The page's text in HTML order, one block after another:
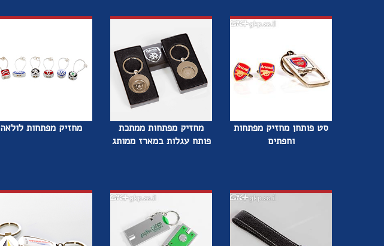
סט פותחן מחזיק מפתחות
וחפתים
מחזיק מפתחות ממתכת
פותח עגלות במארז ממותג
מחזיק מפתחות לולאה